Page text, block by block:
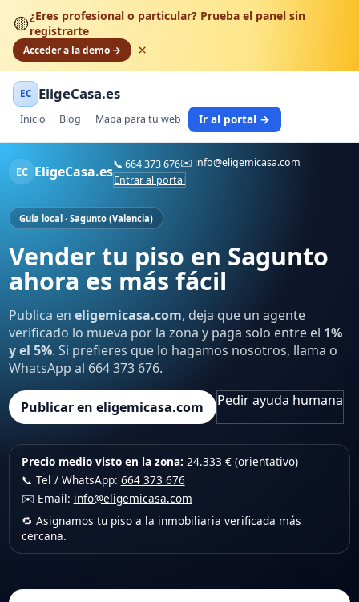
🟡¿Eres profesional o particular? Prueba el panel sin
registrarte
Acceder a la demo → ×
EC EligeCasa.es
Inicio Blog Mapa para tu web Ir al portal →
EC EligeCasa.es📞664 373 676✉️ info@eligemicasa.com
Entrar al portal
Guía local · Sagunto (Valencia)
Vender tu piso en Sagunto
ahora es más fácil
Publica eneligemicasa.com, deja que un agente
verificado lo mueva por la zona y paga solo entre el 1%
y el 5%. Si prefieres que lo hagamos nosotros, llama o
WhatsApp al 664 373 676.
Publicar en eligemicasa.com Pedir ayuda humana
Precio medio visto en la zona: 24.333 € (orientativo)
📞 Tel / WhatsApp: 664 373 676
✉️ Email: info@eligemicasa.com
🔁 Asignamos tu piso a la inmobiliaria verificada más
cercana.